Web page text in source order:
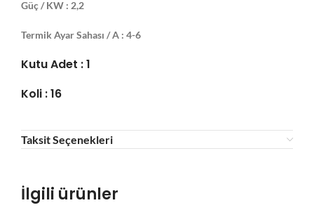
Güç / KW : 2,2
Termik Ayar Sahası / A : 4-6
Kutu Adet : 1
Koli : 16
Taksit Seçenekleri
İlgili ürünler